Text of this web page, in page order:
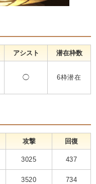
アシスト 潜在枠数
◯ 6枠潜在
攻撃 回復
3025 437
3520 734